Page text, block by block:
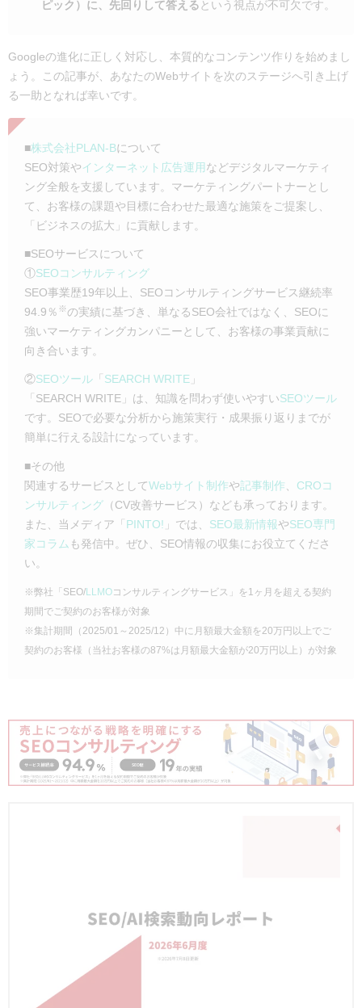
ピック）に、先回りして答えるという視点が不可欠です。
Googleの進化に正しく対応し、本質的なコンテンツ作りを始めまし
ょう。この記事が、あなたのWebサイトを次のステージへ引き上げ
る一助となれば幸いです。
■株式会社PLAN-Bについて
SEO対策やインターネット広告運用 などデジタルマーケティ
ング全般を支援しています。マーケティングパートナーとし
て、お客様の課題や目標に合わせた最適な施策をご提案し、
「ビジネスの拡大」に貢献します。
■SEOサービスについて
①SEOコンサルティング
SEO事業歴19年以上、SEOコンサルティングサービス継続率
94.9％ ※の実績に基づき、単なるSEO会社ではなく、SEOに
強いマーケティングカンパニーとして、お客様の事業貢献に
向き合います。
②SEOツール「 SEARCH WRITE」
「SEARCH WRITE」は、知識を問わず使いやすいSEOツール
です。SEOで必要な分析から施策実行・成果振り返りまでが
簡単に行える設計になっています。
■その他
関連するサービスとしてWebサイト制作や記事制作
CROコ
ンサルティング（CV改善サービス）なども承っております。
また、当メディア「 PINTO! 」では、 SEO最新情報やSEO専門
家コラム も発信中。ぜひ、SEO情報の収集にお役立てくださ
い。
※弊社「SEO/LLMOコンサルティングサービス」を1ヶ月を超える契約
期間でご契約のお客様が対象
※集計期間（2025/01～2025/12）中に月額最大金額を20万円以上でご
契約のお客様（当社お客様の87%は月額最大金額が20万円以上）が対象